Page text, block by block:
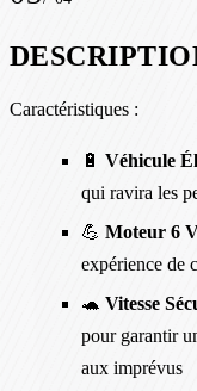
Caractéristiques :
🔋 Véhicule
qui ravira les
💪 Moteur 6
expérience de
🐢 Vitesse
pour garantir
aux imprévus